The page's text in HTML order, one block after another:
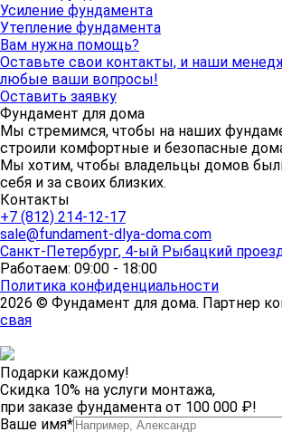
Усиление фундамента
Утепление фундамента
Вам нужна помощь?
Оставьте свои контакты, и наши
любые ваши вопросы!
Оставить заявку
Фундамент для дома
Мы стремимся, чтобы на наших
строили комфортные и безопасные
Мы хотим, чтобы владельцы домов
себя и за своих близких.
Контакты
+7 (812) 214-12-17
sale@fundament-dlya-doma.com
Санкт-Петербург, 4-ый Рыбацкий
Работаем: 09:00 - 18:00
Политика конфиденциальности
2026 © Фундамент для дома. Партнер
свая
Подарки каждому!
Скидка 10% на услуги монтажа,
при заказе фундамента от 100 000 ₽!
Ваше имя*